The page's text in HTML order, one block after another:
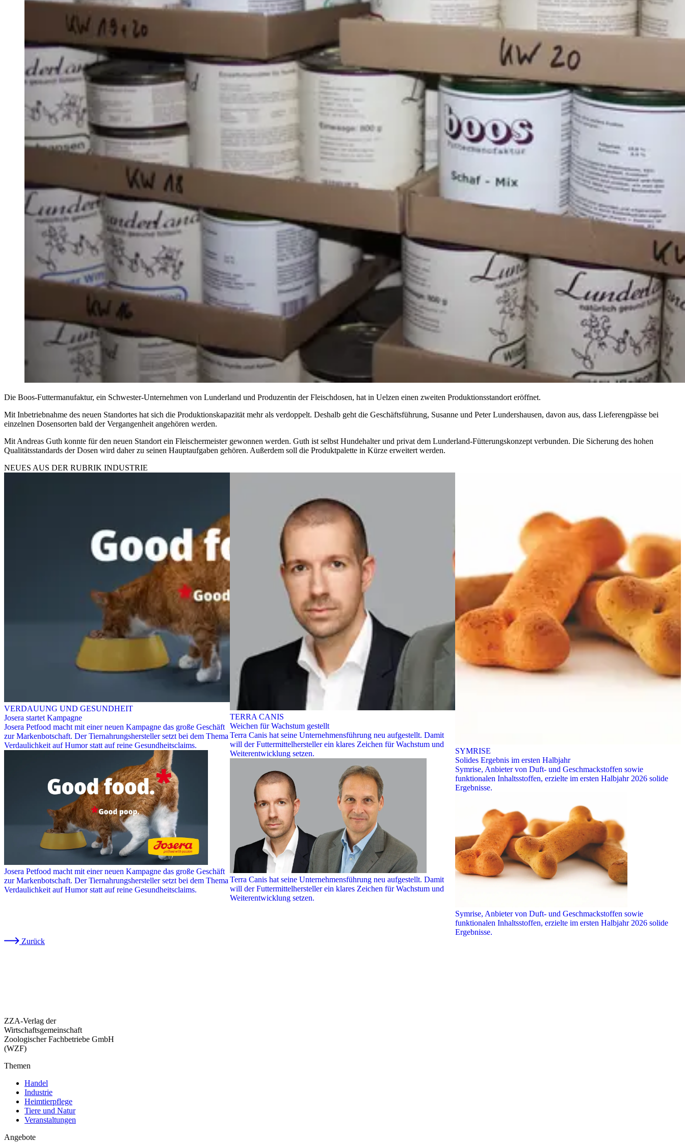
Die Boos-Futtermanufaktur, ein Schwester-Unternehmen von Lunderland und Produzentin der Fleischdosen, hat in Uelzen einen zweiten Produktionsstandort eröffnet.
Mit Inbetriebnahme des neuen Standortes hat sich die Produktionskapazität mehr als verdoppelt. Deshalb geht die Geschäftsführung, Susanne und Peter Lundershausen, davon aus, dass Lieferengpässe bei
einzelnen Dosensorten bald der Vergangenheit angehören werden.
Mit Andreas Guth konnte für den neuen Standort ein Fleischermeister gewonnen werden. Guth ist selbst Hundehalter und privat dem Lunderland-Fütterungskonzept verbunden. Die Sicherung des hohen
Qualitätsstandards der Dosen wird daher zu seinen Hauptaufgaben gehören. Außerdem soll die Produktpalette in Kürze erweitert werden.
NEUES AUS DER RUBRIK INDUSTRIE
VERDAUUNG UND GESUNDHEIT
Josera startet Kampagne
Josera Petfood macht mit einer neuen Kampagne das große Geschäft
zur Markenbotschaft. Der Tiernahrungshersteller setzt bei dem Thema
Verdaulichkeit auf Humor statt auf reine Gesundheitsclaims.
Josera Petfood macht mit einer neuen Kampagne das große Geschäft
zur Markenbotschaft. Der Tiernahrungshersteller setzt bei dem Thema
Verdaulichkeit auf Humor statt auf reine Gesundheitsclaims.
TERRA CANIS
Weichen für Wachstum gestellt
Terra Canis hat seine Unternehmensführung neu aufgestellt. Damit
will der Futtermittelhersteller ein klares Zeichen für Wachstum und
Weiterentwicklung setzen.
Terra Canis hat seine Unternehmensführung neu aufgestellt. Damit
will der Futtermittelhersteller ein klares Zeichen für Wachstum und
Weiterentwicklung setzen.
SYMRISE
Solides Ergebnis im ersten Halbjahr
Symrise, Anbieter von Duft- und Geschmackstoffen sowie
funktionalen Inhaltsstoffen, erzielte im ersten Halbjahr 2026 solide
Ergebnisse.
Symrise, Anbieter von Duft- und Geschmackstoffen sowie
funktionalen Inhaltsstoffen, erzielte im ersten Halbjahr 2026 solide
Ergebnisse.
Zurück
ZZA-Verlag der
Wirtschaftsgemeinschaft
Zoologischer Fachbetriebe GmbH
(WZF)
Themen
Handel
Industrie
Heimtierpflege
Tiere und Natur
Veranstaltungen
Angebote